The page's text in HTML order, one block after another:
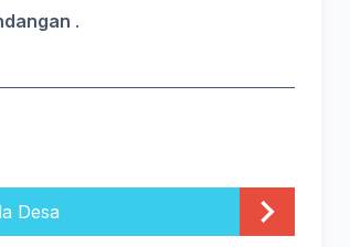
.
Desa